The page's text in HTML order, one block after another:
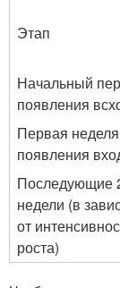
Этап
Начальный
появления
Первая
появления
Последующие
недели (в
от
роста)